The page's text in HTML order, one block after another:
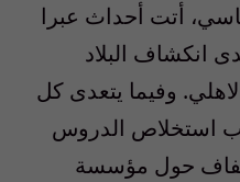
أتت أحداث عبرا
انكشاف البلاد
وفيما يتعدى كل
استخلاص الدروس
حول مؤسسة